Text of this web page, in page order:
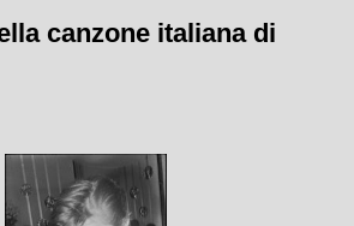
canzone italiana di